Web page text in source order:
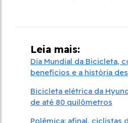
Leia mais:
Dia Mundial da Bicicleta,
benefícios e a história
Bicicleta elétrica da
de até 80 quilômetros
Polêmica: afinal, ciclistas